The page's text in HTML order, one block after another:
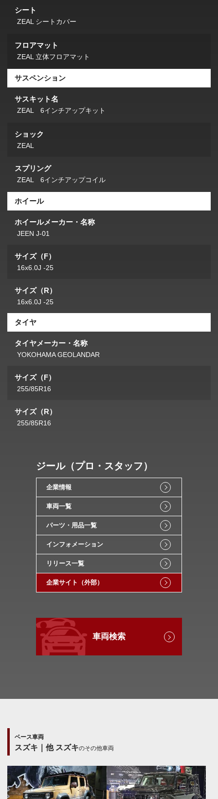
シート
ZEAL シートカバー
フロアマット
ZEAL 立体フロアマット
サスペンション
サスキット名
ZEAL 6インチアップキット
ショック
ZEAL
スプリング
ZEAL 6インチアップコイル
ホイール
ホイールメーカー・名称
JEEN J-01
サイズ（F）
16x6.0J -25
サイズ（R）
16x6.0J -25
タイヤ
タイヤメーカー・名称
YOKOHAMA GEOLANDAR
サイズ（F）
255/85R16
サイズ（R）
255/85R16
ジール（プロ・スタッフ）
企業情報
車両一覧
パーツ・用品一覧
インフォメーション
リリース一覧
企業サイト（外部）
車両検索
ベース車両
スズキ｜他 スズキのその他車両